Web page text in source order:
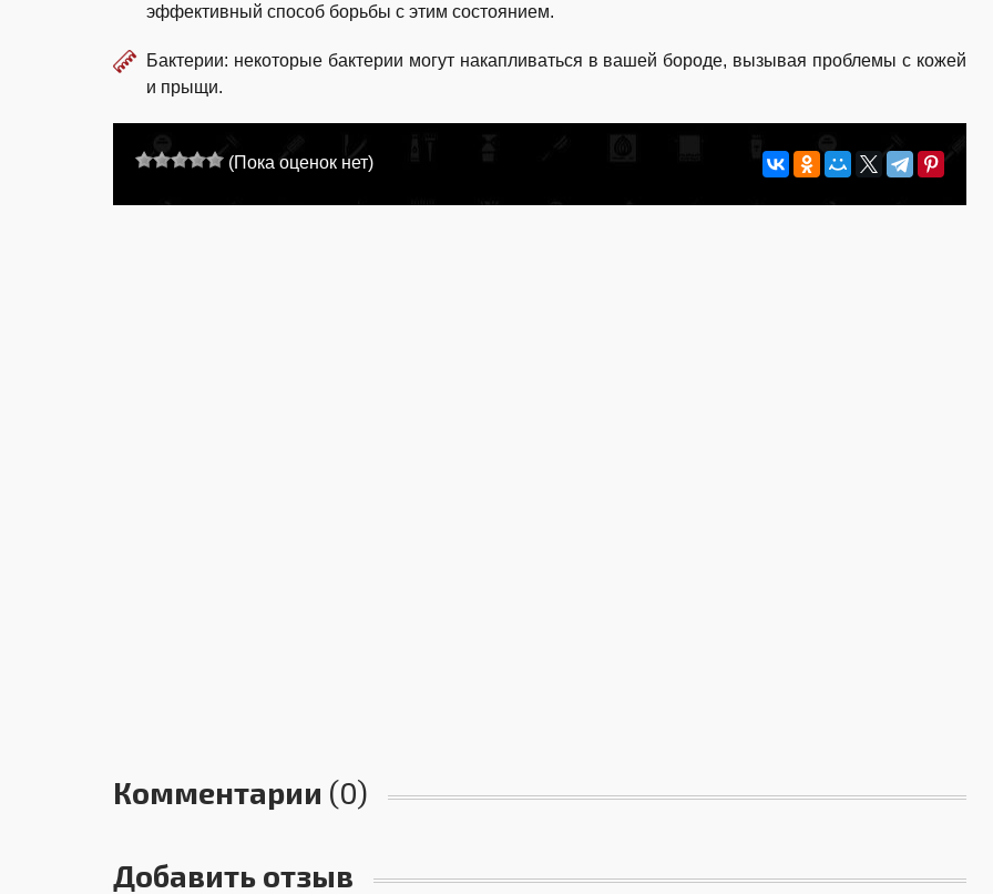
эффективный способ борьбы с этим состоянием.
Бактерии: некоторые бактерии могут накапливаться в вашей бороде, вызывая проблемы с кожей
и прыщи.
(Пока оценок нет)
Комментарии (0)
Добавить отзыв